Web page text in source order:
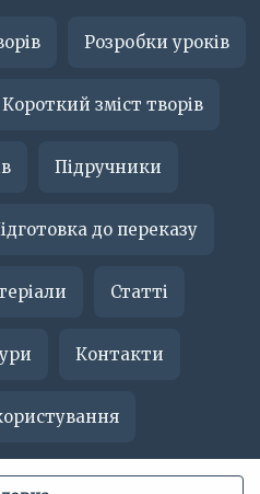
Розробки уроків
Короткий зміст творів
Підручники
до переказу
Статті
Контакти